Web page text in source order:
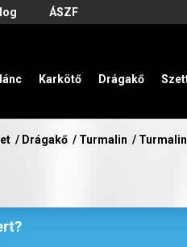
ÁSZF
Karkötő Drágakő
/ Drágakő / Turmalin /